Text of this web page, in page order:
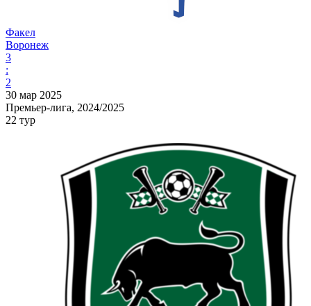
Факел
Воронеж
3
:
2
30 мар 2025
Премьер-лига, 2024/2025
22 тур